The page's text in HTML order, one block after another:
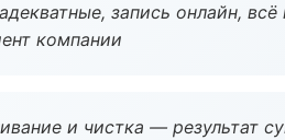
запись онлайн,
компании
и чистка — результат